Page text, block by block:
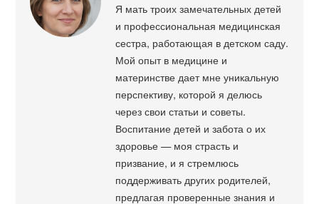
Я мать троих замечательных детей
и профессиональная медицинская
сестра, работающая в детском саду.
Мой опыт в медицине и
материнстве дает мне уникальную
перспективу, которой я делюсь
через свои статьи и советы.
Воспитание детей и забота о их
здоровье — моя страсть и
призвание, и я стремлюсь
поддерживать других родителей,
предлагая проверенные знания и